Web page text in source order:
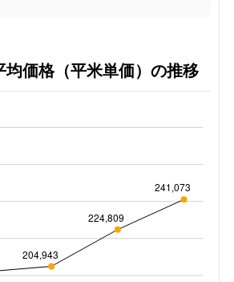
均価格（平米単価）の推移
204,943
224,809
241,073